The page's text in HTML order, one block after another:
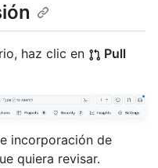
haz clic en
Pull
incorporación de
quiera revisar.